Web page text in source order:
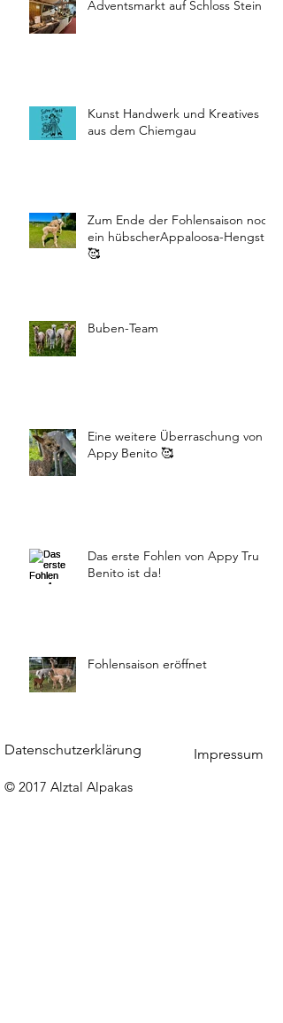
Adventsmarkt auf Schloss Stein
Kunst Handwerk und Kreatives
aus dem Chiemgau
Zum Ende der Fohlensaison noch
ein hübscherAppaloosa-Hengst
🥰
Buben-Team
Eine weitere Überraschung von
Appy Benito 🥰
Das erste Fohlen von Appy Tru
Benito ist da!
Fohlensaison eröffnet
Datenschutzerklärung
Impressum
© 2017 Alztal Alpakas